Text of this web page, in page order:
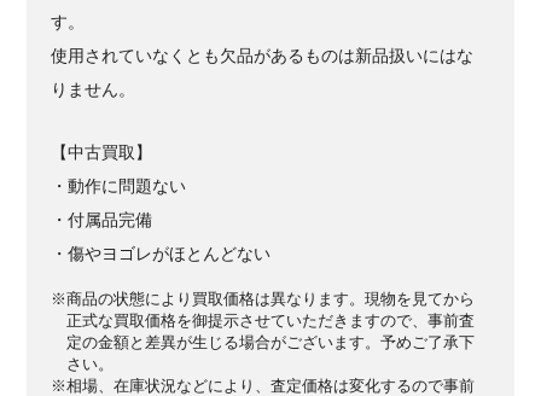
す。
使用されていなくとも欠品があるものは新品扱いにはな
りません。
【中古買取】
・動作に問題ない
・付属品完備
・傷やヨゴレがほとんどない
※商品の状態により買取価格は異なります。現物を見てから
正式な買取価格を御提示させていただきますので、事前査
定の金額と差異が生じる場合がございます。予めご了承下
さい。
※相場、在庫状況などにより、査定価格は変化するので事前